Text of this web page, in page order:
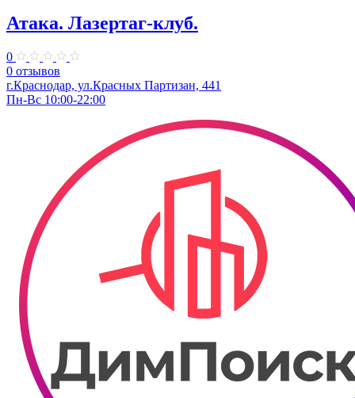
Атака. ​Лазертаг-клуб.
0
0 отзывов
г.Краснодар, ул.Красных Партизан, 441
Пн-Вс 10:00-22:00